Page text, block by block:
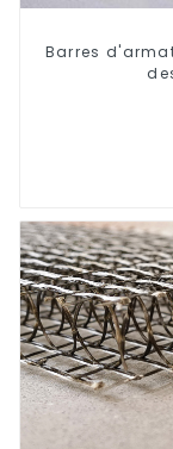
Barres